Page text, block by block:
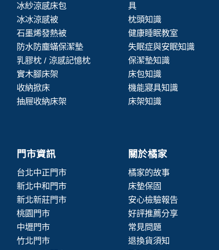
冰紗涼感床包
冰冰涼感被
石墨烯發熱被
防水防塵蟎保潔墊
乳膠枕 / 涼感記憶枕
實木腳床架
收納掀床
抽屜收納床架
具
枕頭知識
健康睡眠教室
失眠症與安眠知識
保潔墊知識
床包知識
機能寢具知識
床架知識
門市資訊
台北中正門市
新北中和門市
新北新莊門市
桃園門市
中壢門市
竹北門市
關於橘家
橘家的故事
床墊保固
安心檢驗報告
好評推薦分享
常見問題
退換貨須知